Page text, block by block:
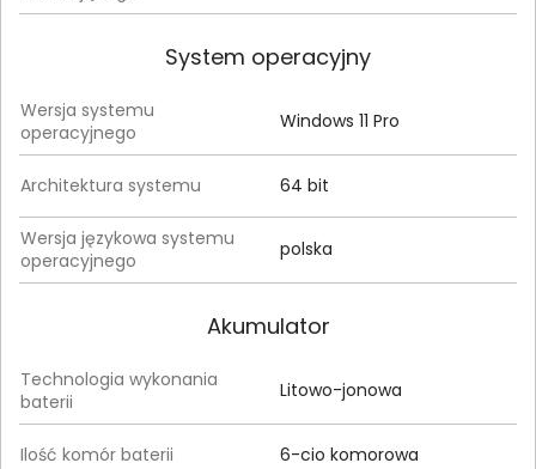
System operacyjny
Wersja systemu
operacyjnego
Windows 11 Pro
Architektura systemu 64 bit
Wersja językowa systemu
operacyjnego
polska
Akumulator
Technologia wykonania
baterii
Litowo-jonowa
Ilość komór baterii 6-cio komorowa